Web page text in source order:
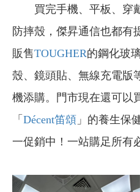
買完手機、平板、穿
防摔殼，傑昇通信也都有
販售TOUGHER的鋼化玻
殼、鏡頭貼、無線充電版
機添購。門市現在還可以
「 Décent笛頌 」的養生保
一促銷中！一站購足所有